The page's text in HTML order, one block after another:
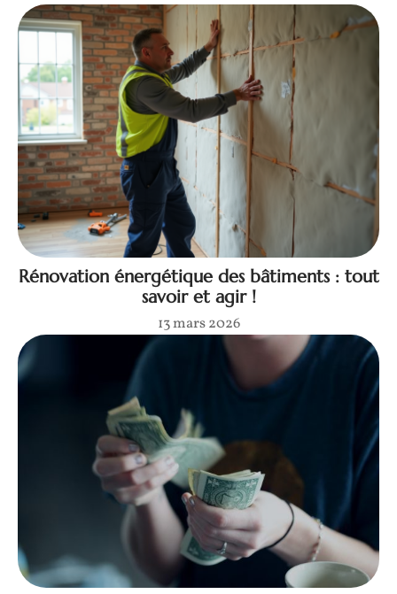
Rénovation énergétique des bâtiments : tout
savoir et agir !
13 mars 2026